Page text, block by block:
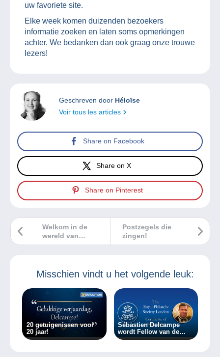
uw favoriete site.
Elke week komen duizenden bezoekers
informatie zoeken en laten soms opmerkingen
achter. We bedanken dan ook graag onze trouwe
lezers!
Geschreven door Héloïse
Voir tous les articles
Share on Facebook
Share on X
Share on Pinterest
Postzegels die
zingen!
Welkom in de
wereld van
vrouwen met een
Misschien vindt u het volgende leuk:
20 getuigenissen voor
20 jaar!
Sébastien Delcampe
wordt Fellow van de
Royal Philatelic Society